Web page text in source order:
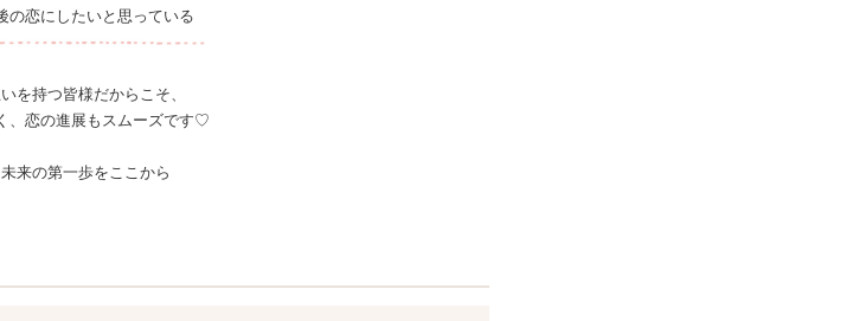
の恋にしたいと思っている
を持つ皆様だからこそ、
、恋の進展もスムーズです♡
来の第一歩をここから